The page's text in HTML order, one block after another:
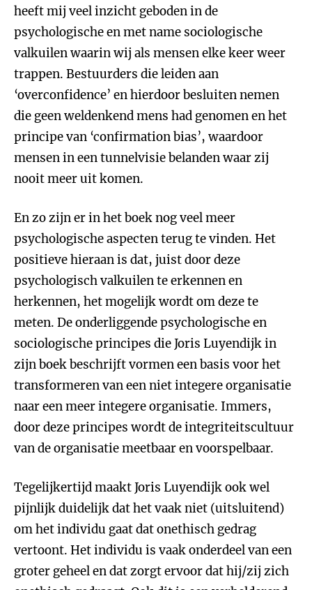
heeft mij veel inzicht geboden in de
psychologische en met name sociologische
valkuilen waarin wij als mensen elke keer weer
trappen. Bestuurders die leiden aan
‘overconfidence’ en hierdoor besluiten nemen
die geen weldenkend mens had genomen en het
principe van ‘confirmation bias’, waardoor
mensen in een tunnelvisie belanden waar zij
nooit meer uit komen.
En zo zijn er in het boek nog veel meer
psychologische aspecten terug te vinden. Het
positieve hieraan is dat, juist door deze
psychologisch valkuilen te erkennen en
herkennen, het mogelijk wordt om deze te
meten. De onderliggende psychologische en
sociologische principes die Joris Luyendijk in
zijn boek beschrijft vormen een basis voor het
transformeren van een niet integere organisatie
naar een meer integere organisatie. Immers,
door deze principes wordt de integriteitscultuur
van de organisatie meetbaar en voorspelbaar.
Tegelijkertijd maakt Joris Luyendijk ook wel
pijnlijk duidelijk dat het vaak niet (uitsluitend)
om het individu gaat dat onethisch gedrag
vertoont. Het individu is vaak onderdeel van een
groter geheel en dat zorgt ervoor dat hij/zij zich